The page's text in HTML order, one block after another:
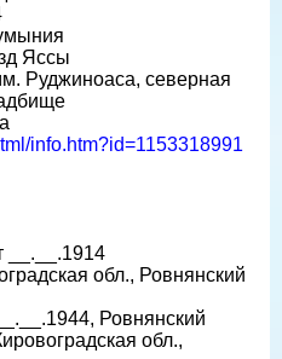
Яссы
Руджиноаса, северная
info.htm?id=1153318991
__.__.1914
обл., Ровнянский
Ровнянский
обл.,